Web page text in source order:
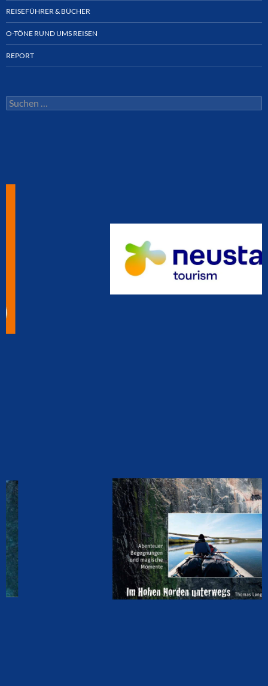
REISEFÜHRER & BÜCHER
O-TÖNE RUND UMS REISEN
REPORT
Suchen
nach: